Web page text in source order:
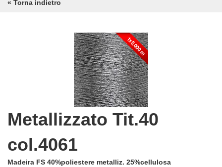
« Torna indietro
Metallizzato Tit.40
col.4061
Madeira FS 40%poliestere metalliz. 25%cellulosa